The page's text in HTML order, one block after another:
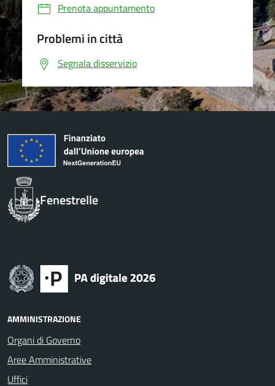
Prenota appuntamento
Problemi in città
Segnala disservizio
Fenestrelle
AMMINISTRAZIONE
Organi di Governo
Aree Amministrative
Uffici